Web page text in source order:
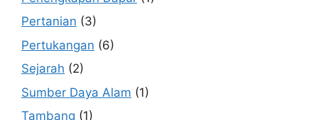
Pertanian (3)
Pertukangan (6)
Sejarah (2)
Sumber Daya Alam (1)
Tambang (1)